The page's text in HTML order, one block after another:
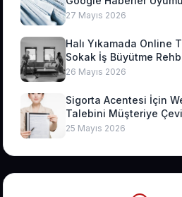
Geliri
27 Mayıs 2026
Halı Yıkamada Online
Sokak İş Büyütme
26 Mayıs 2026
Sigorta Acentesi İçin
Talebini Müşteriye
25 Mayıs 2026